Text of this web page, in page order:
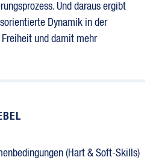
Und daraus ergibt
Dynamik in der
und damit mehr
(Hart & Soft-Skills)